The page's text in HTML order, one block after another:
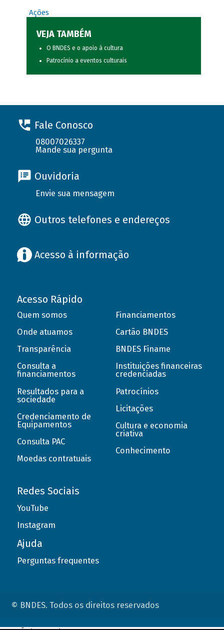
Ações
VEJA TAMBÉM
O BNDES e o apoio à cultura
Patrocínio a eventos culturais
Fale Conosco
08007026337
Mande sua pergunta
Ouvidoria
Envie sua mensagem
Outros telefones e endereços
Acesso à informação
Acesso Rápido
Quem somos
Onde atuamos
Transparência
Consulta a
financiamentos
Resultados para a
sociedade
Credenciamento de
Equipamentos
Consulta PAC
Moedas contratuais
Financiamentos
Cartão BNDES
BNDES Finame
Instituições financeiras
credenciadas
Patrocínios
Licitações
Cultura e economia
criativa
Conhecimento
Redes Sociais
YouTube
Instagram
Ajuda
Perguntas frequentes
© BNDES. Todos os direitos reservados